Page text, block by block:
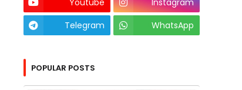
Telegram
WhatsApp
POPULAR POSTS